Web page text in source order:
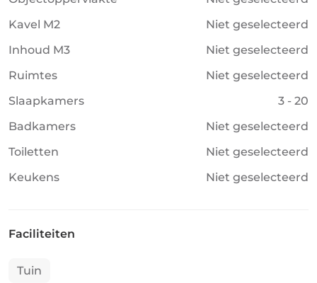
Kavel M2
Niet geselecteerd
Inhoud M3
Niet geselecteerd
Ruimtes
Niet geselecteerd
Slaapkamers
3 - 20
Badkamers
Niet geselecteerd
Toiletten
Niet geselecteerd
Keukens
Niet geselecteerd
Faciliteiten
Tuin